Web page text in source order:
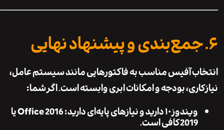
آفیس مناسب به فاکتورهایی مانند سیستم عامل،
بودجه و امکانات ابری وابسته است. اگر شما:
ویندوز ۱۰ دارید و نیازهای پایه‌ای دارید:
Office 2016 یا